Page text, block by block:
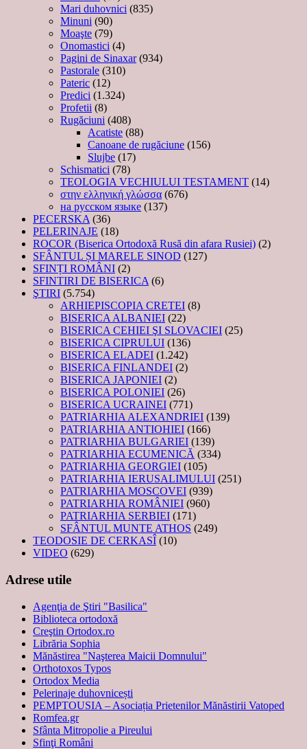
Mari duhovnici (835)
Minuni (90)
Moaşte (79)
Onomastici (4)
Pagini de Sinaxar(934)
Pastorale (310)
Pateric (12)
Predici (1.324)
Profetii (8)
Rugăciuni (408)
Acatiste (88)
Canoane de rugăciune (156)
Slujbe (17)
Schismatici (78)
TEOLOGIA VECHIULUI TESTAMENT (14)
στην ελληνική γλώσσα (676)
на русском языке (137)
PECERSKA (36)
PELERINAJE (18)
ROCOR (Biserica Ortodoxă Rusă din afara Rusiei) (2)
SFÂNTUL ȘI MARELE SINOD (127)
SFINȚI ROMÂNI (2)
SFINTIRI DE BISERICA (6)
ŞTIRI (5.754)
ARHIEPISCOPIA CRETEI (8)
BISERICA ALBANIEI (22)
BISERICA CEHIEI ŞI SLOVACIEI (25)
BISERICA CIPRULUI (136)
BISERICA ELADEI (1.242)
BISERICA FINLANDEI (2)
BISERICA JAPONIEI (2)
BISERICA POLONIEI (26)
BISERICA UCRAINEI (771)
PATRIARHIA ALEXANDRIEI (139)
PATRIARHIA ANTIOHIEI (166)
PATRIARHIA BULGARIEI (139)
PATRIARHIA ECUMENICĂ (334)
PATRIARHIA GEORGIEI (105)
PATRIARHIA IERUSALIMULUI (251)
PATRIARHIA MOSCOVEI (939)
PATRIARHIA ROMÂNIEI (960)
PATRIARHIA SERBIEI (171)
SFÂNTUL MUNTE ATHOS (249)
TEODOSIE DE CERKASÎ (10)
VIDEO (629)
Adrese utile
Agenţia de Ştiri "Basilica"
Biblioteca ortodoxă
Creştin Ortodox.ro
Librăria Sophia
Mănăstirea "Naşterea Maicii Domnului"
Orthotoxos Typos
Ortodox Media
Pelerinaje duhovnicești
PEMPTOUSIA – Asociația Prietenilor Mănăstirii Vatoped
Romfea.gr
Sfânta Mitropolie a Pireului
Sfinţi Români